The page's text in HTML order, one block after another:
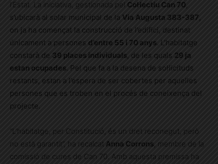
l’Estat. La iniciativa, gestionada pel Col·lectiu Can 70,
s’ubicarà al solar municipal de la Via Augusta 383-387,
on ja ha començat la construcció de l’edifici, destinat
únicament a persones d’entre 55 i 70 anys . L’habitatge
constarà de 39 places individuals, de les quals 29 ja
estan ocupades. Pel que fa a la desena de sol·licituds
restants, estan a l’espera de ser cobertes per aquelles
persones que es troben en el procés de coneixença del
projecte.
“L’habitatge, per Constitució, és un dret reconegut, però
no està garantit”, ha recalcat Anna Corrons, membre de la
comissió de cures de Can 70. Amb aquesta premissa ha